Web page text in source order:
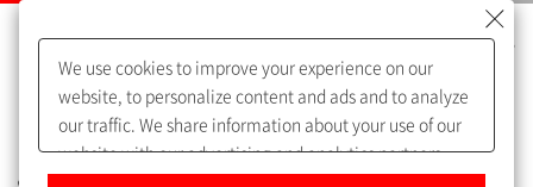
よくあるご質問（FAQ）
We use cookies to improve your experience on our
website, to personalize content and ads and to analyze
our traffic. We share information about your use of our
website with our advertising and analytics partners,